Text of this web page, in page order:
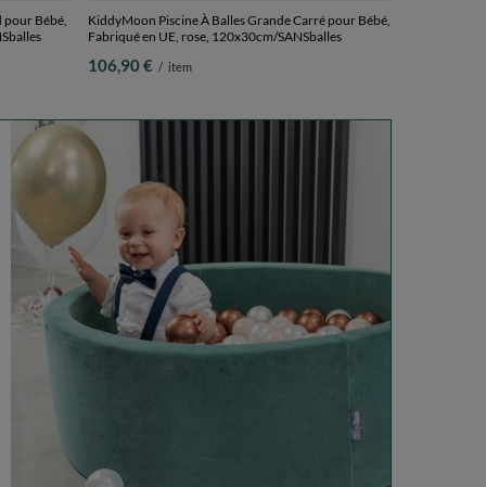
pour Bébé,
KiddyMoon Piscine À Balles Grande Carré pour Bébé,
Fabriqué en UE, rose, 120x30cm/SANSballes
106,90 € / item